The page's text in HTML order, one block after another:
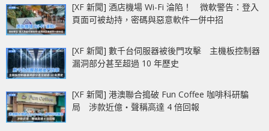
[XF 新聞] 酒店機場 Wi-Fi 淪陷！ 微軟警告：登入
頁面可被劫持，密碼與惡意軟件一併中招
[XF 新聞] 數千台伺服器被後門攻擊 主機板控制器
漏洞部分甚至超過 10 年歷史
[XF 新聞] 港澳聯合搗破 Fun Coffee 咖啡科研騙
局 涉款近億‧聲稱高達 4 倍回報